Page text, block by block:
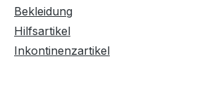
Bekleidung
Hilfsartikel
Inkontinenzartikel